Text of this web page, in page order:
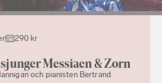
290 kr
Messiaen & Zorn
och pianisten Bertrand